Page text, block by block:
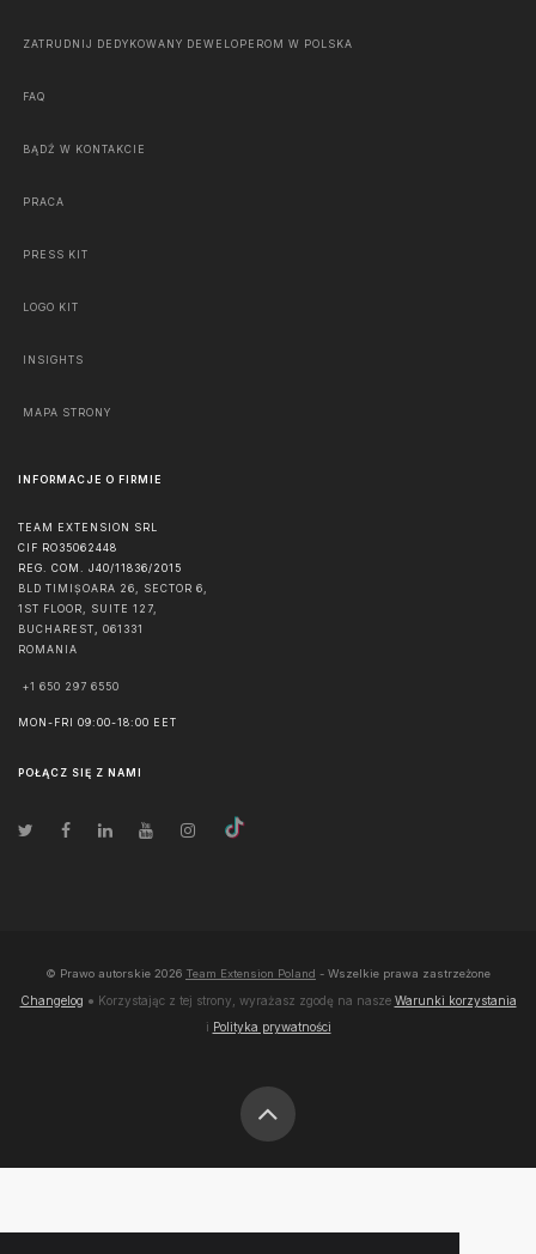
ZATRUDNIJ DEDYKOWANY DEWELOPEROM W POLSKA
FAQ
BĄDŹ W KONTAKCIE
PRACA
PRESS KIT
LOGO KIT
INSIGHTS
MAPA STRONY
INFORMACJE O FIRMIE
TEAM EXTENSION SRL
CIF RO35062448
REG. COM. J40/11836/2015
BLD TIMIȘOARA 26, SECTOR 6,
1ST FLOOR, SUITE 127,
BUCHAREST
061331
ROMANIA
+1 650 297 6550
MON-FRI 09:00-18:00 EET
POŁĄCZ SIĘ Z NAMI
© Prawo autorskie 2026 Team Extension Poland - Wszelkie prawa zastrzeżone
Changelog ● Korzystając z tej strony, wyrażasz zgodę na nasze Warunki korzystania
i Polityka prywatności